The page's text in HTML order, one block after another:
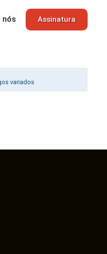
nós Assinatura
variados